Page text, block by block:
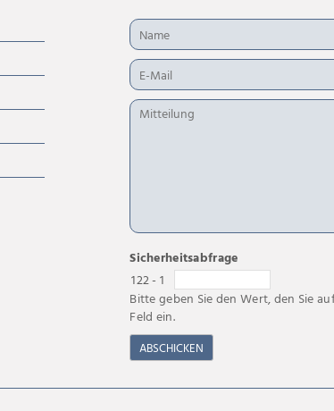
Sicherheitsabfrage
122 - 1
Bitte geben Sie den Wert, den Sie
Feld ein.
ABSCHICKEN